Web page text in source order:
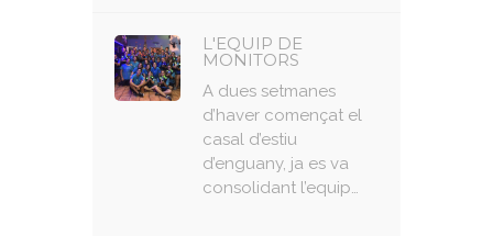
L'EQUIP DE
MONITORS
A dues setmanes
d’haver començat el
casal d’estiu
d’enguany, ja es va
consolidant l’equip…